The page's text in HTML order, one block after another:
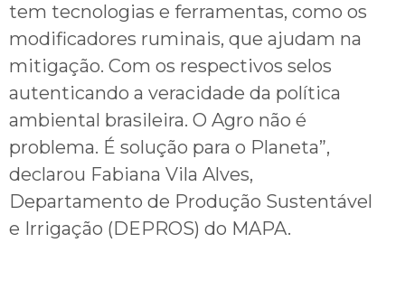
tem tecnologias e ferramentas, como os
modificadores ruminais, que ajudam na
mitigação. Com os respectivos selos
autenticando a veracidade da política
ambiental brasileira. O Agro não é
problema. É solução para o Planeta”,
declarou Fabiana Vila Alves,
Departamento de Produção Sustentável
e Irrigação (DEPROS) do MAPA.